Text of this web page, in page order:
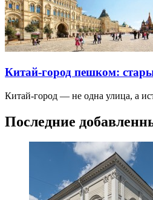
Китай-город пешком:
Китай-город — не одна улица, а
Последние